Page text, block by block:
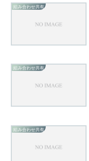
組み合わせ共有
組み合わせ共有
組み合わせ共有